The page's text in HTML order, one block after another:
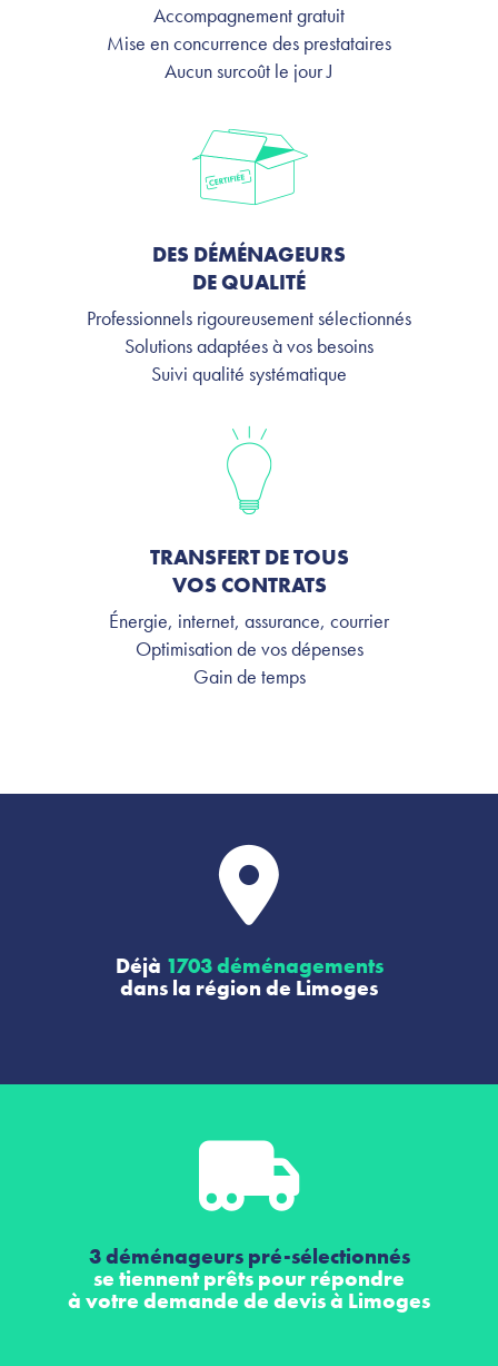
Accompagnement gratuit
Mise en concurrence des prestataires
Aucun surcoût le jour J
DES DÉMÉNAGEURS
DE QUALITÉ
Professionnels rigoureusement sélectionnés
Solutions adaptées à vos besoins
Suivi qualité systématique
TRANSFERT DE TOUS
VOS CONTRATS
Énergie, internet, assurance, courrier
Optimisation de vos dépenses
Gain de temps
Déjà 1703 déménagements
dans la région de Limoges
3 déménageurs pré-sélectionnés
se tiennent prêts pour répondre
à votre demande de devis à Limoges